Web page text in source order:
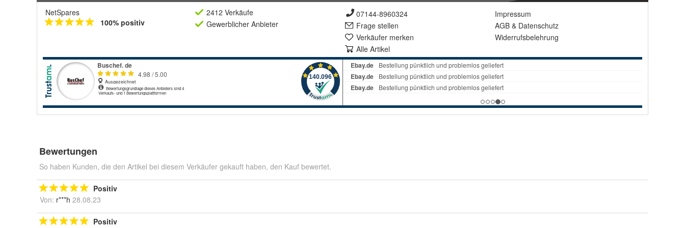
NetSpares
100% positiv
2412 Verkäufe
Gewerblicher Anbieter
07144-8960324
Frage stellen
Verkäufer merken
Alle Artikel
Impressum
AGB & Datenschutz
Widerrufsbelehrung
Bewertungen
So haben Kunden, die den Artikel bei diesem Verkäufer gekauft haben, den Kauf bewertet.
Positiv
Von: r***h 28.08.23
Positiv